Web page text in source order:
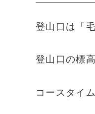
登山口は「
登山口の標
コースタイ